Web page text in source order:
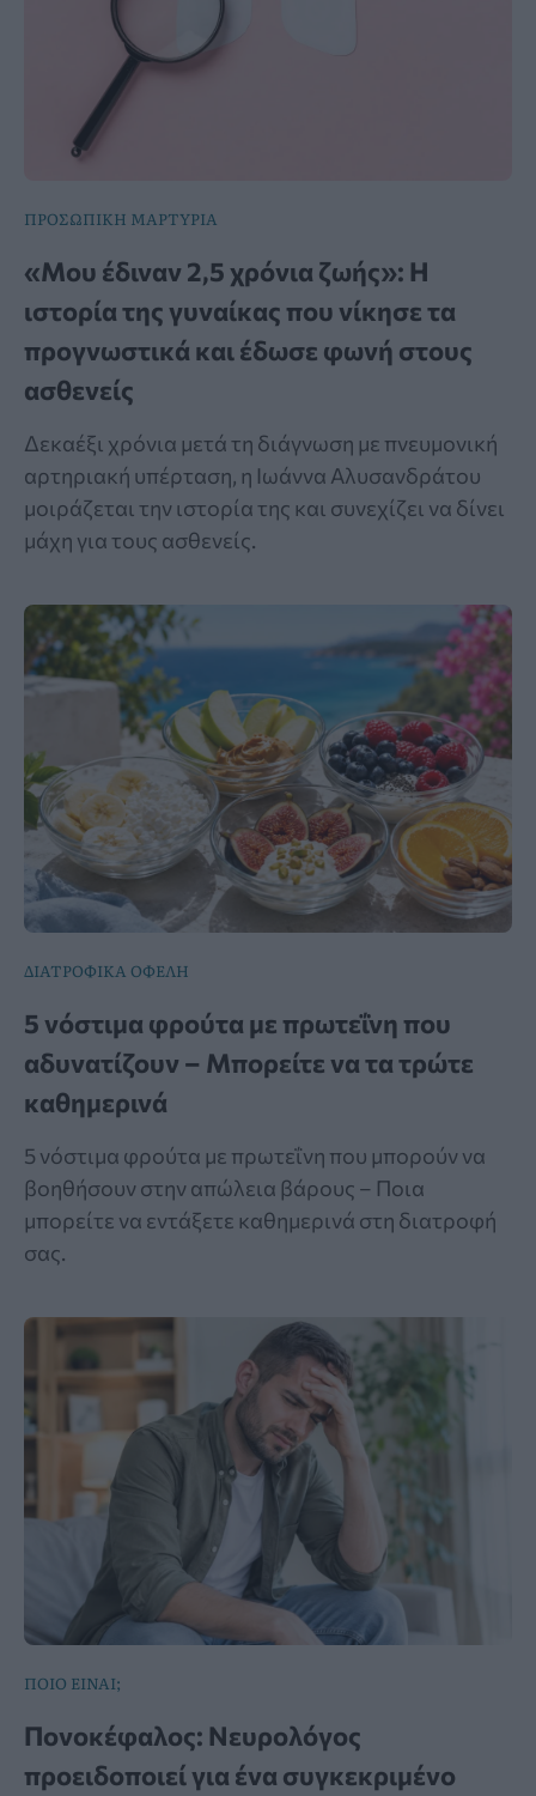
ΠΡΟΣΩΠΙΚΗ ΜΑΡΤΥΡΙΑ
«Μου έδιναν 2,5 χρόνια ζωής»: Η
ιστορία της γυναίκας που νίκησε τα
προγνωστικά και έδωσε φωνή στους
ασθενείς
Δεκαέξι χρόνια μετά τη διάγνωση με πνευμονική
αρτηριακή υπέρταση, η Ιωάννα Αλυσανδράτου
μοιράζεται την ιστορία της και συνεχίζει να δίνει
μάχη για τους ασθενείς.
ΔΙΑΤΡΟΦΙΚΑ ΟΦΕΛΗ
5 νόστιμα φρούτα με πρωτεΐνη που
αδυνατίζουν – Μπορείτε να τα τρώτε
καθημερινά
5 νόστιμα φρούτα με πρωτεΐνη που μπορούν να
βοηθήσουν στην απώλεια βάρους – Ποια
μπορείτε να εντάξετε καθημερινά στη διατροφή
σας.
ΠΟΙΟ ΕΙΝΑΙ;
Πονοκέφαλος: Νευρολόγος
προειδοποιεί για ένα συγκεκριμένο